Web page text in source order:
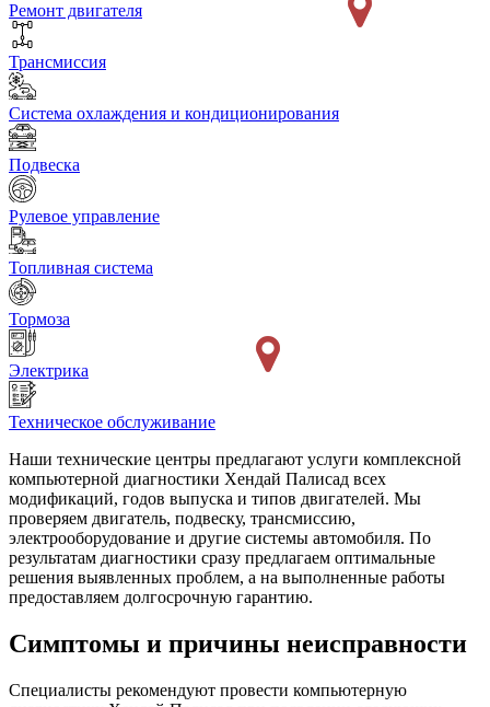
Ремонт двигателя
Трансмиссия
Система охлаждения и кондиционирования
Подвеска
Рулевое управление
Топливная система
Тормоза
Электрика
Техническое обслуживание
Наши технические центры предлагают услуги комплексной
компьютерной диагностики Хендай Палисад всех
модификаций, годов выпуска и типов двигателей. Мы
проверяем двигатель, подвеску, трансмиссию,
электрооборудование и другие системы автомобиля. По
результатам диагностики сразу предлагаем оптимальные
решения выявленных проблем, а на выполненные работы
предоставляем долгосрочную гарантию.
Симптомы и причины неисправности
Специалисты рекомендуют провести компьютерную